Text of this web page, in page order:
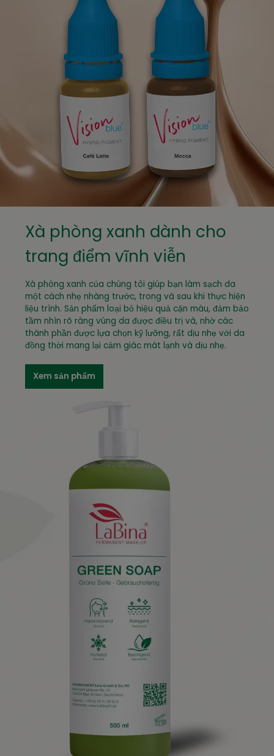
Xà phòng xanh dành cho
trang điểm vĩnh viễn
Xà phòng xanh của chúng tôi giúp bạn làm sạch da
một cách nhẹ nhàng trước, trong và sau khi thực hiện
liệu trình. Sản phẩm loại bỏ hiệu quả cặn màu, đảm bảo
tầm nhìn rõ ràng vùng da được điều trị và, nhờ các
thành phần được lựa chọn kỹ lưỡng, rất dịu nhẹ với da
đồng thời mang lại cảm giác mát lạnh và dịu nhẹ.
Xem sản phẩm